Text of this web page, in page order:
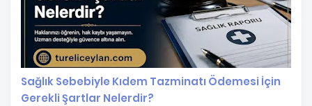
Sağlık Sebebiyle Kıdem Tazminatı Ödemesi İçin
Gerekli Şartlar Nelerdir?